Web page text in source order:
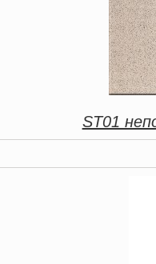
ST01